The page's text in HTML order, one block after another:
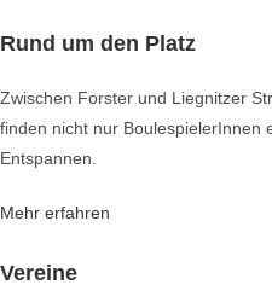
Rund um den Platz
Zwischen Forster und Liegnitzer
finden nicht nur BoulespielerInnen
Entspannen.
Mehr erfahren
Vereine